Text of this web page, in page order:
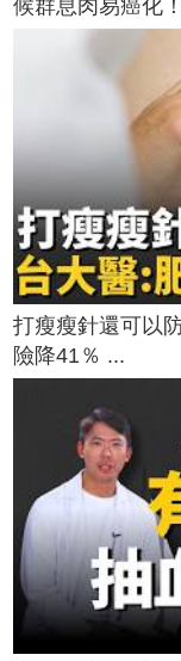
候群息肉易癌化
打瘦瘦針還可以
險降41％ ...